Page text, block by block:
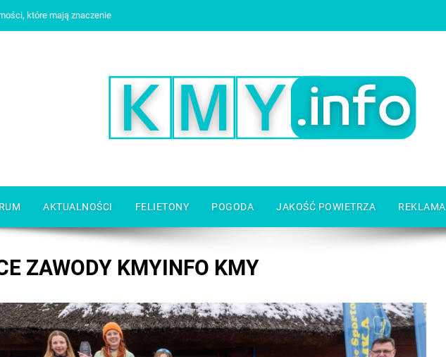
które mają znaczenie
AKTUALNOŚCI FELIETONY POGODA JAKOŚĆ POWIETRZA REKLAMA
ZAWODY KMYINFO KMY